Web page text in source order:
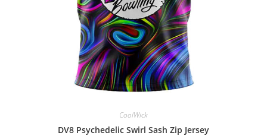
CoolWick
DV8 Psychedelic Swirl Sash Zip Jersey